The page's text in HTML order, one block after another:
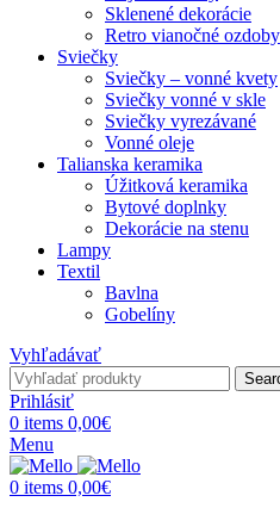
Sklenené dekorácie
Retro vianočné ozdoby
Sviečky
Sviečky – vonné kvety
Sviečky vonné v skle
Sviečky vyrezávané
Vonné oleje
Talianska keramika
Úžitková keramika
Bytové doplnky
Dekorácie na stenu
Lampy
Textil
Bavlna
Gobelíny
Vyhľadávať
Prihlásiť
0 items 0,00€
Menu
0 items 0,00€